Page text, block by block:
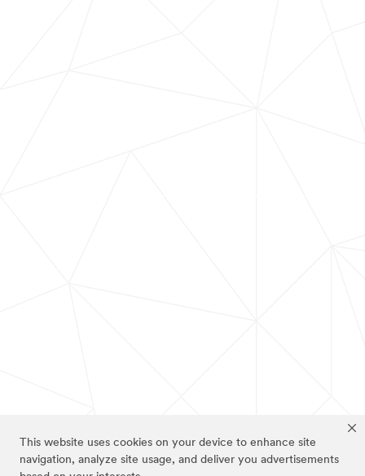
This website uses cookies on your device to enhance site
navigation, analyze site usage, and deliver you advertisements